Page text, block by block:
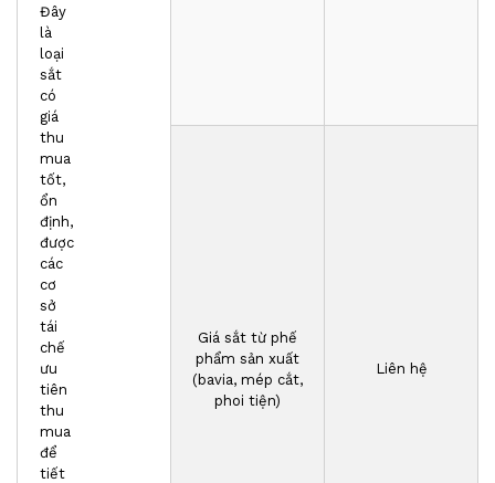
Đây
là
loại
sắt
có
giá
thu
mua
tốt,
ổn
định,
được
các
cơ
sở
tái
chế
ưu
tiên
thu
mua
để
tiết
Giá sắt từ phế
phẩm sản xuất
(bavia, mép cắt,
phoi tiện)
Liên hệ